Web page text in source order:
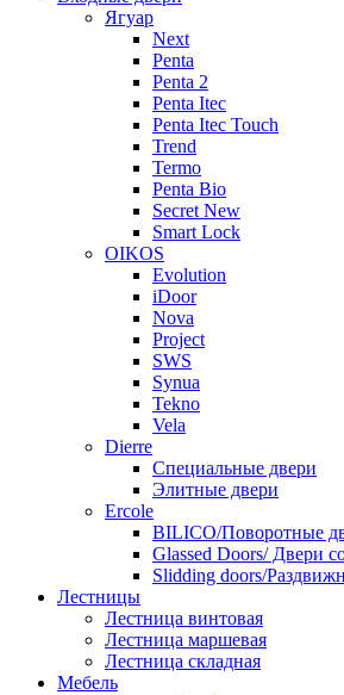
Ягуар
Next
Penta
Penta 2
Penta Itec
Penta Itec Touch
Trend
Termo
Penta Bio
Secret New
Smart Lock
OIKOS
Evolution
iDoor
Nova
Project
SWS
Synua
Tekno
Vela
Dierre
Специальные двери
Элитные двери
Ercole
BILICO/Поворотные
Glassed Doors/ Двери
Slidding doors/
Лестницы
Лестница винтовая
Лестница маршевая
Лестница складная
Мебель